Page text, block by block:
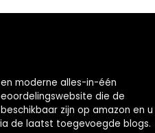
moderne alles-in-één
die de
zijn op amazon en u
de laatst toegevoegde blogs.